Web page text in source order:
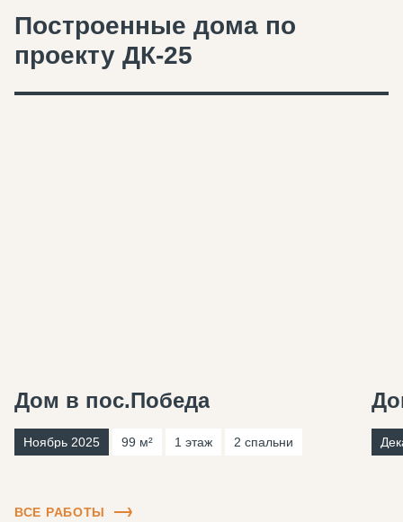
Построенные дома по
проекту ДК-25
Дом в пос.Победа
Ноябрь 2025 99 м² 1 этаж 2 спальни
ВСЕ РАБОТЫ